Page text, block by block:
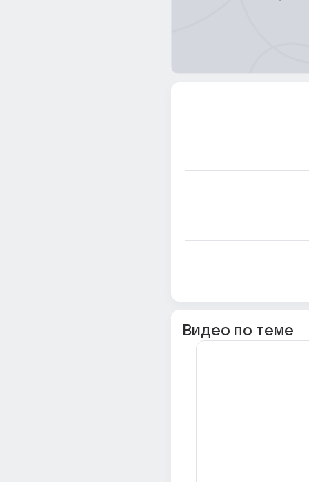
Видео по теме